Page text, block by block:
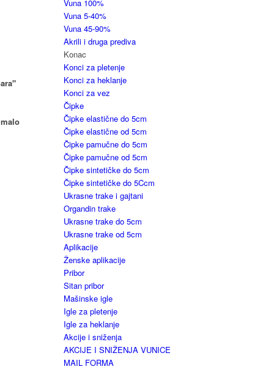
Vuna 100%
Vuna 5-40%
Vuna 45-90%
Akrili i druga prediva
Konac
Konci za pletenje
Konci za heklanje
Konci za vez
Čipke
Čipke elastične do 5cm
Čipke elastične od 5cm
Čipke pamučne do 5cm
Čipke pamučne od 5cm
Čipke sintetičke do 5cm
Čipke sintetičke do 5Ccm
Ukrasne trake i gajtani
Organdin trake
Ukrasne trake do 5cm
Ukrasne trake od 5cm
Aplikacije
Ženske aplikacije
Pribor
Sitan pribor
Mašinske igle
Igle za pletenje
Igle za heklanje
Akcije i sniženja
AKCIJE I SNIŽENJA VUNICE
MAIL FORMA